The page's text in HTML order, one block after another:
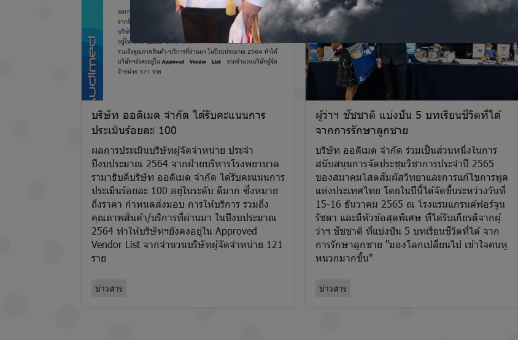
บริษัท ออดิเมด จำกัด ได้รับคะแนนการ
ประเมินร้อยละ 100
ผลการประเมินบริษัทผู้จัดจำหน่าย ประจำ
ปีงบประมาณ 2564 จากฝ่ายบริหารโรงพยาบาล
รามาธิบดีบริษัท ออดิเมด จำกัด ได้รับคะแนนการ
ประเมินร้อยละ 100 อยู่ในระดับ ดีมาก ซึ่งหมาย
ถึงราคา กำหนดส่งมอบ การให้บริการ รวมถึง
คุณภาพสินค้า/บริการที่ผ่านมา ในปีงบประมาณ
2564 ทำให้บริษัทฯยังคงอยู่ใน Approved
Vendor List จากจำนวนบริษัทผู้จัดจำหน่าย 121
ราย
ข่าวสาร
ผู้ว่าฯ ชัชชาติ แบ่งปัน 5 บทเรียนชีวิตที่ได้
จากการรักษาลูกชาย
บริษัท ออดิเมด จำกัด ร่วมเป็นส่วนหนึ่งในการ
สนับสนุนการจัดประชุมวิชาการประจำปี 2565
ของสมาคมโสตสัมผัสวิทยาและการแก้ไขการพูด
แห่งประเทศไทย โดยในปีนี้ได้จัดขึ้นระหว่างวันที่
15-16 ธันวาคม 2565 ณ โรงแรมแกรนด์ฟอร์จูน
รัชดา และมีหัวข้อสุดพิเศษ ที่ได้รับเกียรติจากผู้
ว่าฯ ชัชชาติ ที่แบ่งปัน 5 บทเรียนชีวิตที่ได้ จาก
การรักษาลูกชาย "มองโลกเปลี่ยนไป เข้าใจคนหู
หนวกมากขึ้น"
ข่าวสาร